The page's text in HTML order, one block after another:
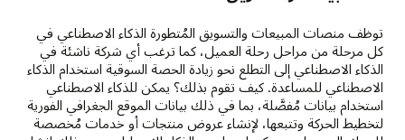
توظف منصات المبيعات والتسويق المُتطورة الذكاء الاصطناعي في
كل مرحلة من مراحل رحلة العميل، كما ترغب أي شركة ناشئة في
الذكاء الاصطناعي إلى التطلع نحو زيادة الحصة السوقية استخدام الذكاء
الاصطناعي للمساعدة. كيف تقوم بذلك؟ يمكن للذكاء الاصطناعي
استخدام بيانات مُفصَّلة، بما في ذلك بيانات الموقع الجغرافي الفورية
لتخطيط الحركة وتتبعها، لإنشاء عروض منتجات أو خدمات مُخصصة